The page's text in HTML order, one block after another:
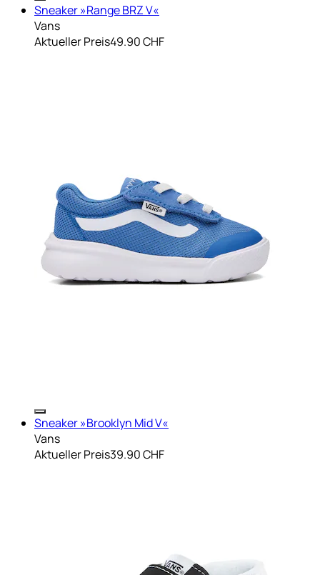
Sneaker »Range BRZ V«
Vans
Aktueller Preis49.90 CHF
Sneaker »Brooklyn Mid V«
Vans
Aktueller Preis39.90 CHF